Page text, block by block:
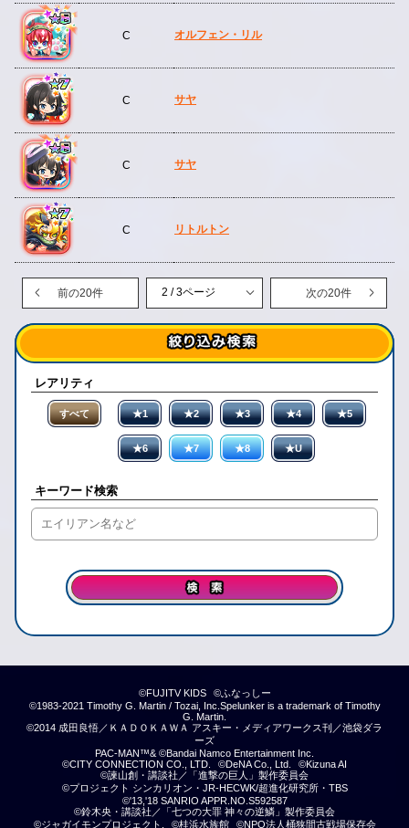
C オルフェン・リル
C サヤ
C サヤ
C リトルトン
前の20件 次の20件
レアリティ
すべて ★1 ★2 ★3 ★4 ★5
★6 ★7 ★8 ★U
キーワード検索
©FUJITV KIDS
©ふなっしー
©1983-2021 Timothy G. Martin / Tozai, Inc.Spelunker is a trademark of Timothy
G. Martin.
©2014 成田良悟／ＫＡＤＯＫＡＷＡ アスキー・メディアワークス刊／池袋ダラ
ーズ
PAC-MAN™& ©Bandai Namco Entertainment Inc.
©CITY CONNECTION CO., LTD.
©DeNA Co., Ltd.
©Kizuna AI
©諫山創・講談社／「進撃の巨人」製作委員会
©プロジェクト シンカリオン・JR-HECWK/超進化研究所・TBS
©'13,'18 SANRIO APPR.NO.S592587
©鈴木央・講談社／「七つの大罪 神々の逆鱗」製作委員会
©ジャガイモンプロジェクト.
©桂浜水族館 ©NPO法人桶狭間古戦場保存会